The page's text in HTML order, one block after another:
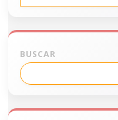
BUSCAR